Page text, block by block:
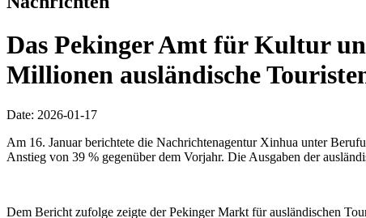
Das Pekinger Amt für Kultur
Millionen ausländische
Date: 2026-01-17
Am 16. Januar berichtete die Nachrichtenagentur Xinhua unter
Anstieg von 39 % gegenüber dem Vorjahr. Die Ausgaben der
Dem Bericht zufolge zeigte der Pekinger Markt für ausländischen